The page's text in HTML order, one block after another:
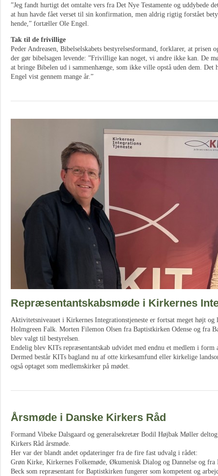
”Jeg fandt hurtigt det omtalte vers fra Det Nye Testamente og uddybede
at hun havde fået verset til sin konfirmation, men aldrig rigtig forstået
hende,” fortæller Ole Engel.
Tak til de frivillige
Peder Andreasen, Bibelselskabets bestyrelsesformand, forklarer, at
der gør bibelsagen levende: ”Frivillige kan noget, vi andre ikke kan. De
at bringe Bibelen ud i sammenhænge, som ikke ville opstå uden dem. Det
Engel vist gennem mange år.”
Repræsentantskabsmøde i Kirkernes
Aktivitetsniveauet i Kirkernes Integrationstjeneste er fortsat meget højt og
Holmgreen Falk. Morten Filemon Olsen fra Baptistkirken Odense og fra
blev valgt til bestyrelsen.
Endelig blev KITs repræsentantskab udvidet med endnu et medlem i form
Dermed består KITs bagland nu af otte kirkesamfund eller kirkelige
også optaget som medlemskirker på mødet.
Årsmøde i Danske Kirkers Råd
Formand Vibeke Dalsgaard og generalsekretær Bodil Højbak Møller
Kirkers Råd årsmøde.
Her var der blandt andet opdateringer fra de fire fast udvalg i rådet:
Grøn Kirke, Kirkernes Folkemøde, Økumenisk Dialog og Dannelse og
Beck som repræsentant for Baptistkirken fungerer som kompetent og